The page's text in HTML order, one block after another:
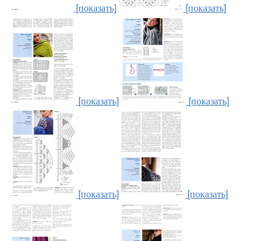
[показать] [показать]
[показать] [показать]
[показать] [показать]